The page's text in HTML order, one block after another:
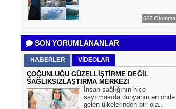
667 Okunma
SON YORUMLANANLAR
HABERLER VİDEOLAR
ÇOĞUNLUĞU GÜZELLİŞTİRME DEĞİL
SAĞLIKSIZLAŞTIRMA MERKEZİ
İnsan sağlığının hiçe
sayılmasıda dünyanın en önde
gelen ülkelerinden biri ola..